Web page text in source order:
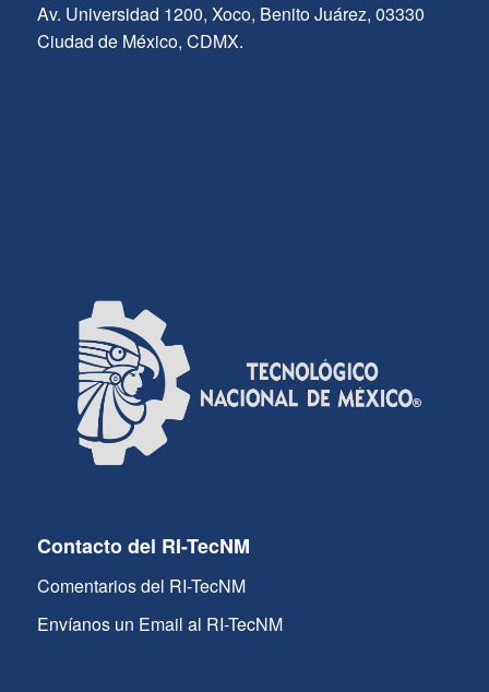
Av. Universidad 1200, Xoco, Benito Juárez, 03330
Ciudad de México, CDMX.
Contacto del RI-TecNM
Comentarios del RI-TecNM
Envíanos un Email al RI-TecNM